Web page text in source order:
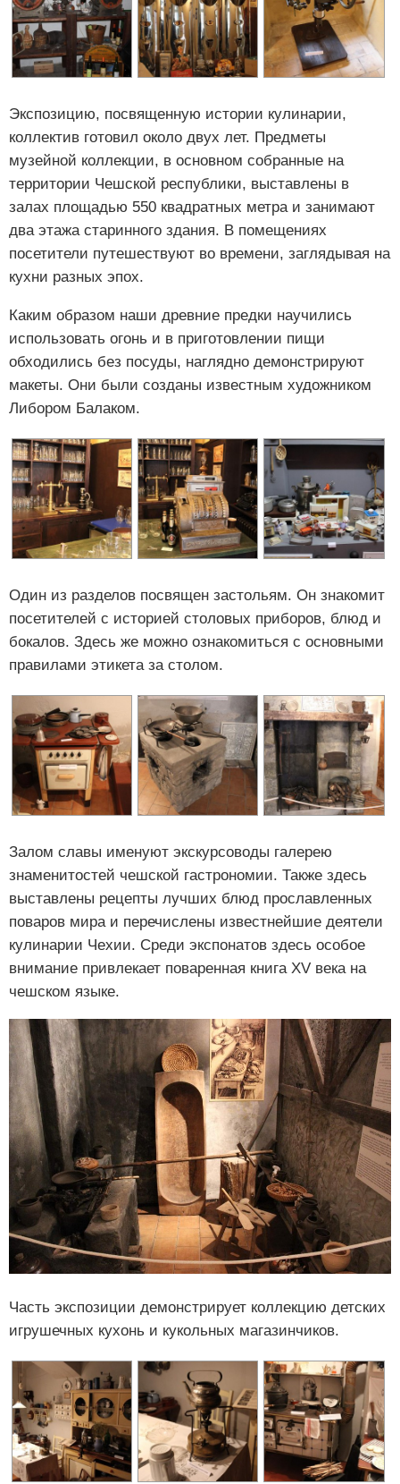
Экспозицию, посвященную истории кулинарии,
коллектив готовил около двух лет. Предметы
музейной коллекции, в основном собранные на
территории Чешской республики, выставлены в
залах площадью 550 квадратных метра и занимают
два этажа старинного здания. В помещениях
посетители путешествуют во времени, заглядывая на
кухни разных эпох.
Каким образом наши древние предки научились
использовать огонь и в приготовлении пищи
обходились без посуды, наглядно демонстрируют
макеты. Они были созданы известным художником
Либором Балаком.
Один из разделов посвящен застольям. Он знакомит
посетителей с историей столовых приборов, блюд и
бокалов. Здесь же можно ознакомиться с основными
правилами этикета за столом.
Залом славы именуют экскурсоводы галерею
знаменитостей чешской гастрономии. Также здесь
выставлены рецепты лучших блюд прославленных
поваров мира и перечислены известнейшие деятели
кулинарии Чехии. Среди экспонатов здесь особое
внимание привлекает поваренная книга XV века на
чешском языке.
Часть экспозиции демонстрирует коллекцию детских
игрушечных кухонь и кукольных магазинчиков.